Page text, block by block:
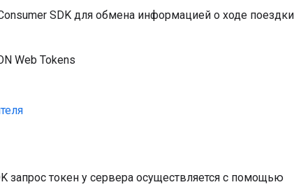
SDK для обмена информацией о ходе поездки
Web Tokens
запрос токен у сервера осуществляется с помощью